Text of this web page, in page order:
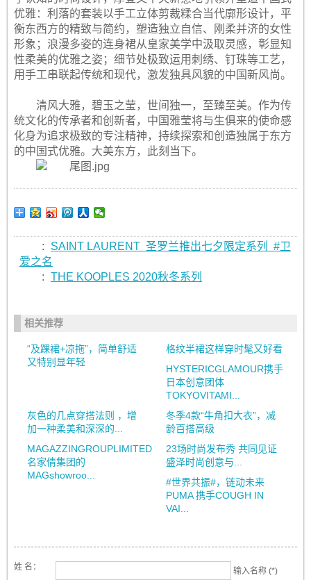
优雅：利落的套装以手工立体剪裁糅合当代廓形设计，平
衡东西方的精致与简约，塑造独立自信、刚柔并济的女性
形象；浪漫多姿的连身裙从皇家美学中汲取灵感，彰显知
性柔美的优雅之姿；细节处极致运用刺绣、钉珠等工艺，
用手工串联起传统和现代，激发独具风貌的中国新风尚。
清风大雅，碧玉之莹，世间独一，至臻至美。作为传
统文化的传承者和创新者，中国雅莹将与生俱来的使命感
化身为追求极致的专注精神，持续探索和创造独属于东方
的中国式优雅。大美东方，此刻当下。
:
SAINT LAURENT 圣罗兰推出七夕限定系列 #卫
爱之名
: THE KOOPLES 2020秋冬系列
相关推荐
“及踝裙+凉拖”，简单舒适
又特别显年轻
格纹半裙这样穿时髦又好看
HYSTERICGLAMOUR携手
日本创意团体
TOKYOVITAMI...
灰色的几点穿搭法则 ，增
加一种柔美和深深的...
冬季4款“牛角扣大衣”，减
龄百搭高级
MAGAZZINGROUPLIMITED
名家倩集团的
MAGshowroo...
23场时尚发布秀 共同见证
盛泽时尚创意与...
#世界共振#，链动未来
PUMA 携手COUGH IN
VAI...
姓 名： 输入名称 (*)